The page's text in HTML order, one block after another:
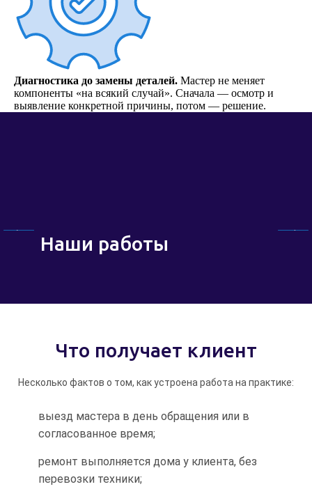
Диагностика до замены деталей. Мастер не меняет
компоненты «на всякий случай». Сначала — осмотр и
выявление конкретной причины, потом — решение.
Наши работы
Что получает клиент
Несколько фактов о том, как устроена работа на практике:
выезд мастера в день обращения или в
согласованное время;
ремонт выполняется дома у клиента, без
перевозки техники;